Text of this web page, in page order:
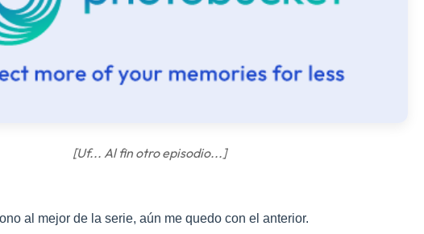
[Uf... Al fin otro episodio...]
al mejor de la serie, aún me quedo con el anterior.